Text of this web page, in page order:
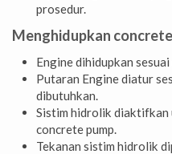
prosedur.
Menghidupkan
Engine dihidupkan
Putaran Engine diatur
dibutuhkan.
Sistim hidrolik diaktifkan
concrete pump.
Tekanan sistim hidrolik